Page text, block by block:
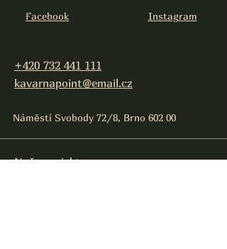
Facebook Instagram
+420 732 441 111
kavarnapoint@email.cz
Náměstí Svobody 72/8, Brno 602 00
Naše projekty: